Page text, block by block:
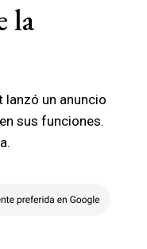
la
lanzó un anuncio
sus funciones.